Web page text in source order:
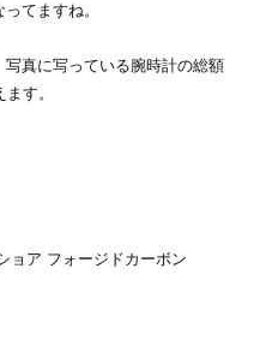
てますね。
真に写っている腕時計の総額
す。
ョア フォージドカーボン